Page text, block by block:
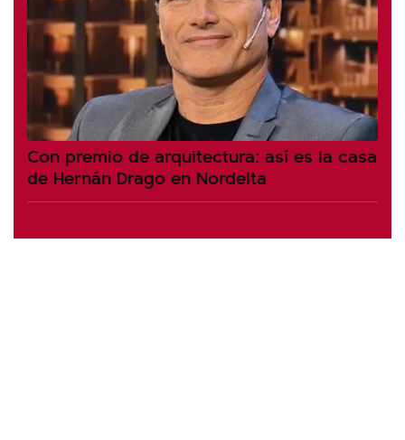
Con premio de arquitectura: así es la casa
de Hernán Drago en Nordelta